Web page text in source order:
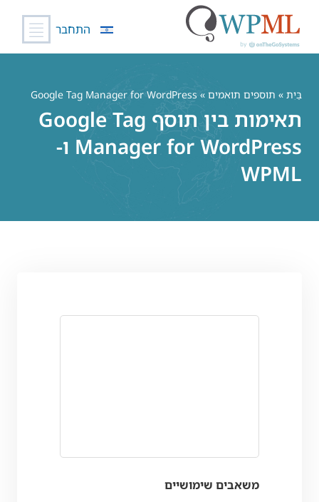
התחבר
בַּיִת » תוספים תואמים » Google Tag Manager for WordPress
תאימות בין תוסף Google Tag
Manager for WordPress ו-
WPML
משאבים שימושיים